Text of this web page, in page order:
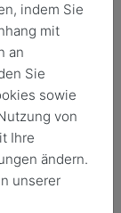
Medien
2/2026
indem Sie
mit
an
Sie
sowie
von
Ihre
ändern.
unserer